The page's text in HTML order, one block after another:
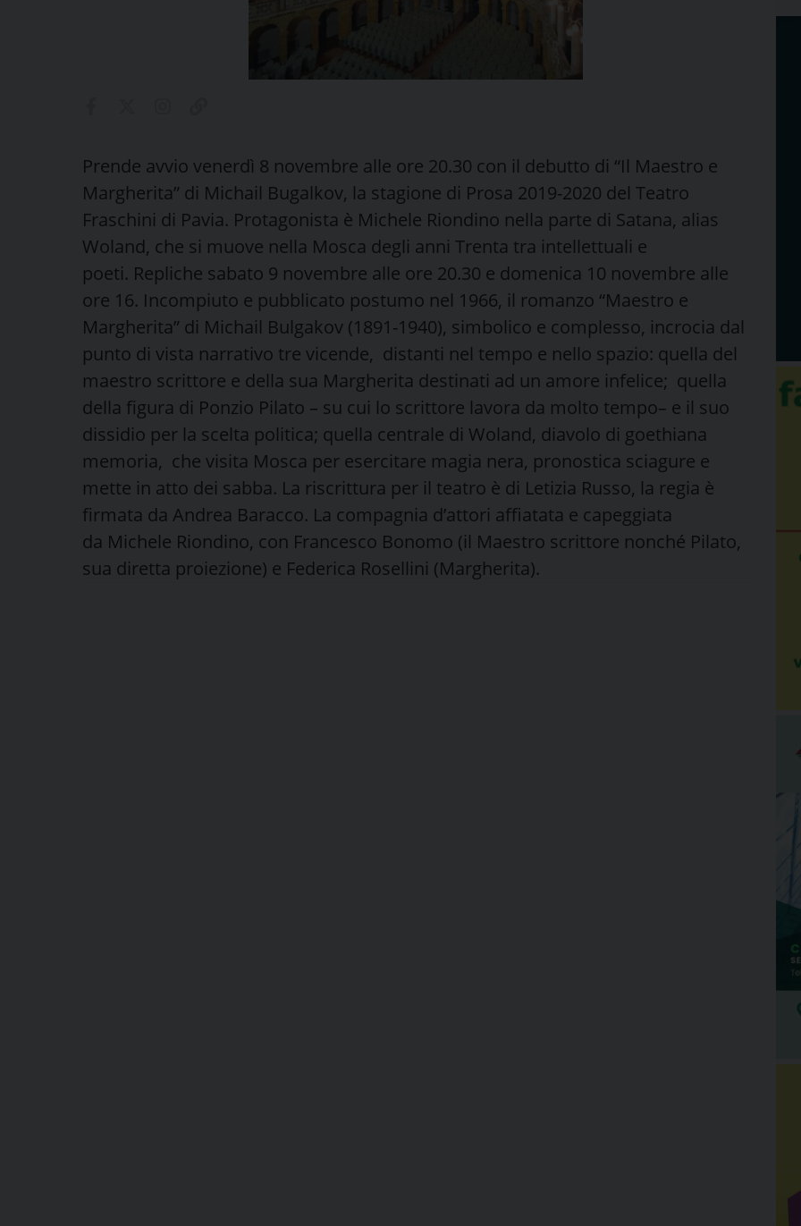
Prende avvio venerdì 8 novembre alle ore 20.30 con il debutto di “Il Maestro e
Margherita” di Michail Bugalkov, la stagione di Prosa 2019-2020 del Teatro
Fraschini di Pavia. Protagonista è Michele Riondino nella parte di Satana, alias
Woland, che si muove nella Mosca degli anni Trenta tra intellettuali e
poeti. Repliche sabato 9 novembre alle ore 20.30 e domenica 10 novembre alle
ore 16. Incompiuto e pubblicato postumo nel 1966, il romanzo “Maestro e
Margherita” di Michail Bulgakov (1891-1940), simbolico e complesso, incrocia dal
punto di vista narrativo tre vicende, distanti nel tempo e nello spazio: quella del
maestro scrittore e della sua Margherita destinati ad un amore infelice; quella
della figura di Ponzio Pilato – su cui lo scrittore lavora da molto tempo– e il suo
dissidio per la scelta politica; quella centrale di Woland, diavolo di goethiana
memoria, che visita Mosca per esercitare magia nera, pronostica sciagure e
mette in atto dei sabba. La riscrittura per il teatro è di Letizia Russo, la regia è
firmata da Andrea Baracco. La compagnia d’attori affiatata e capeggiata
da Michele Riondino, con Francesco Bonomo (il Maestro scrittore nonché Pilato,
sua diretta proiezione) e Federica Rosellini (Margherita).